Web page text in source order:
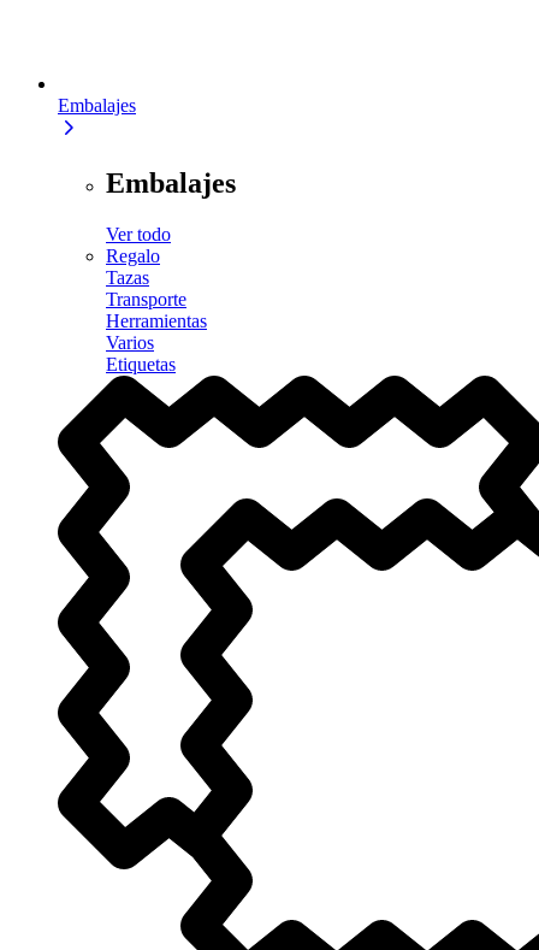
Embalajes
Embalajes
Ver todo
Regalo
Tazas
Transporte
Herramientas
Varios
Etiquetas